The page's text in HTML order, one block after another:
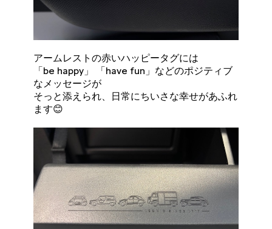
アームレストの赤いハッピータグには
「be happy」 「have fun」などのポジティブ
なメッセージが
そっと添えられ、日常にちいさな幸せがあふれ
ます😊